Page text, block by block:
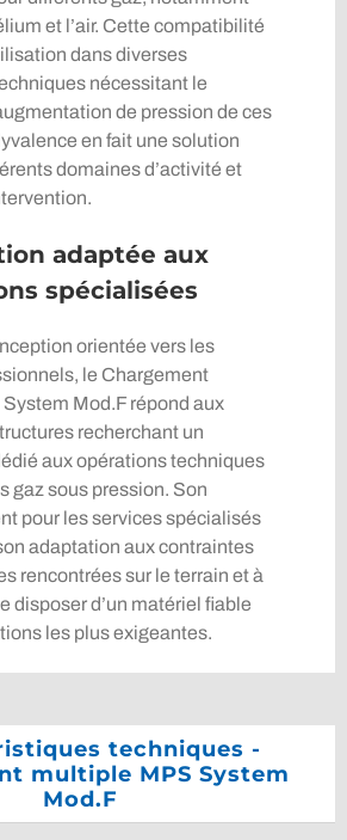
et l’air. Cette compatibilité
dans diverses
nécessitant le
de pression de ces
en fait une solution
domaines d’activité et
adaptée aux
spécialisées
orientée vers les
le Chargement
Mod.F répond aux
recherchant un
aux opérations techniques
gaz sous pression. Son
pour les services spécialisés
adaptation aux contraintes
rencontrées sur le terrain et à
disposer d’un matériel fiable
les plus exigeantes.
techniques -
multiple MPS System
Mod.F